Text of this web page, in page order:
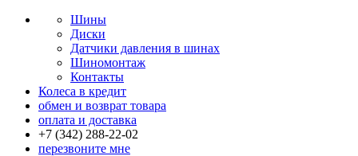
Шины
Диски
Датчики давления в шинах
Шиномонтаж
Контакты
Колеса в кредит
обмен и возврат товара
оплата и доставка
+7 (342) 288-22-02
перезвоните мне